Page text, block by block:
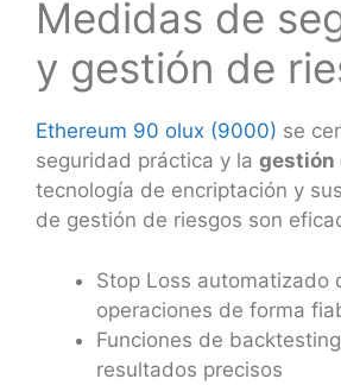
Medidas de
y gestión de
Ethereum 90 olux (9000) se
seguridad práctica y la gestión
tecnología de encriptación y
de gestión de riesgos son
Stop Loss automatizado
operaciones de forma
Funciones de
resultados precisos